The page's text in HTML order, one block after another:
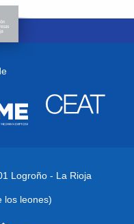
Logroño - La Rioja
los leones)